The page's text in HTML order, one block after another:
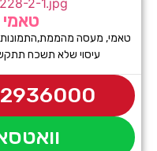
טאמי
טאמי, מעסה מהממת,התמונות